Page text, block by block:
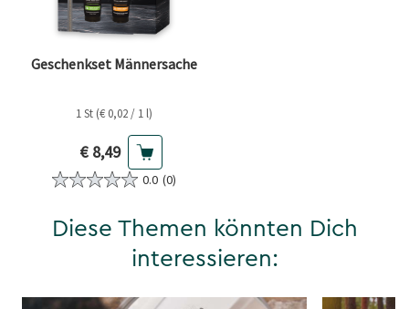
Geschenkset Männersache
1 St (€ 0,02 / 1 l)
Aktueller Preis
€ 8,49
0.0 (0)
Diese Themen könnten Dich
interessieren: